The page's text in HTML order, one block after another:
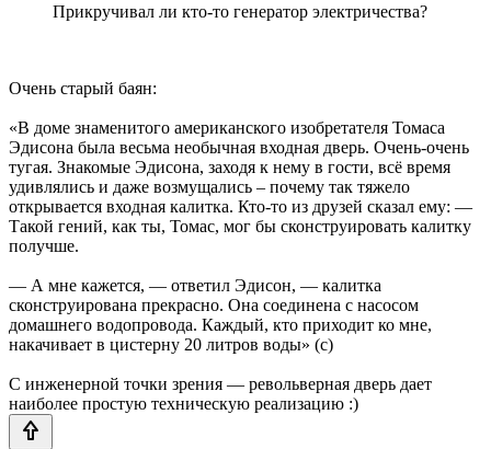
Прикручивал ли кто-то генератор электричества?
Очень старый баян:
«В доме знаменитого американского изобретателя Томаса
Эдисона была весьма необычная входная дверь. Очень-очень
тугая. Знакомые Эдисона, заходя к нему в гости, всё время
удивлялись и даже возмущались – почему так тяжело
открывается входная калитка. Кто-то из друзей сказал ему: —
Такой гений, как ты, Томас, мог бы сконструировать калитку
получше.
— А мне кажется, — ответил Эдисон, — калитка
сконструирована прекрасно. Она соединена с насосом
домашнего водопровода. Каждый, кто приходит ко мне,
накачивает в цистерну 20 литров воды» (с)
С инженерной точки зрения — револьверная дверь дает
наиболее простую техническую реализацию :)